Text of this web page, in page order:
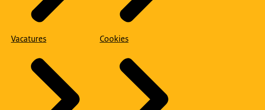
Vacatures Cookies